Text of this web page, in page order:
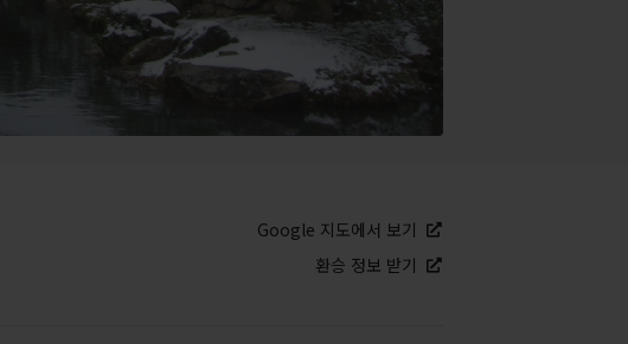
Google 지도에서 보기
환승 정보 받기